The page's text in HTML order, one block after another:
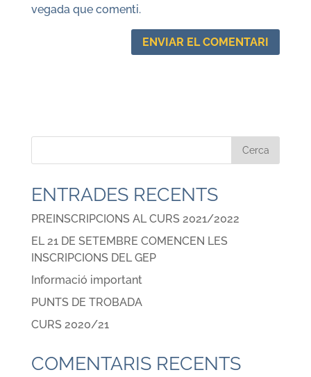
vegada que comenti.
ENTRADES RECENTS
PREINSCRIPCIONS AL CURS 2021/2022
EL 21 DE SETEMBRE COMENCEN LES
INSCRIPCIONS DEL GEP
Informació important
PUNTS DE TROBADA
CURS 2020/21
COMENTARIS RECENTS